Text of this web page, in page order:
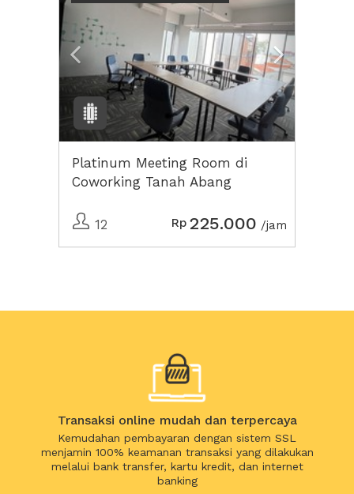
Platinum Meeting Room di
Coworking Tanah Abang
12 Rp 225.000 /jam
Transaksi online mudah dan terpercaya
Kemudahan pembayaran dengan sistem SSL
menjamin 100% keamanan transaksi yang dilakukan
melalui bank transfer, kartu kredit, dan internet
banking